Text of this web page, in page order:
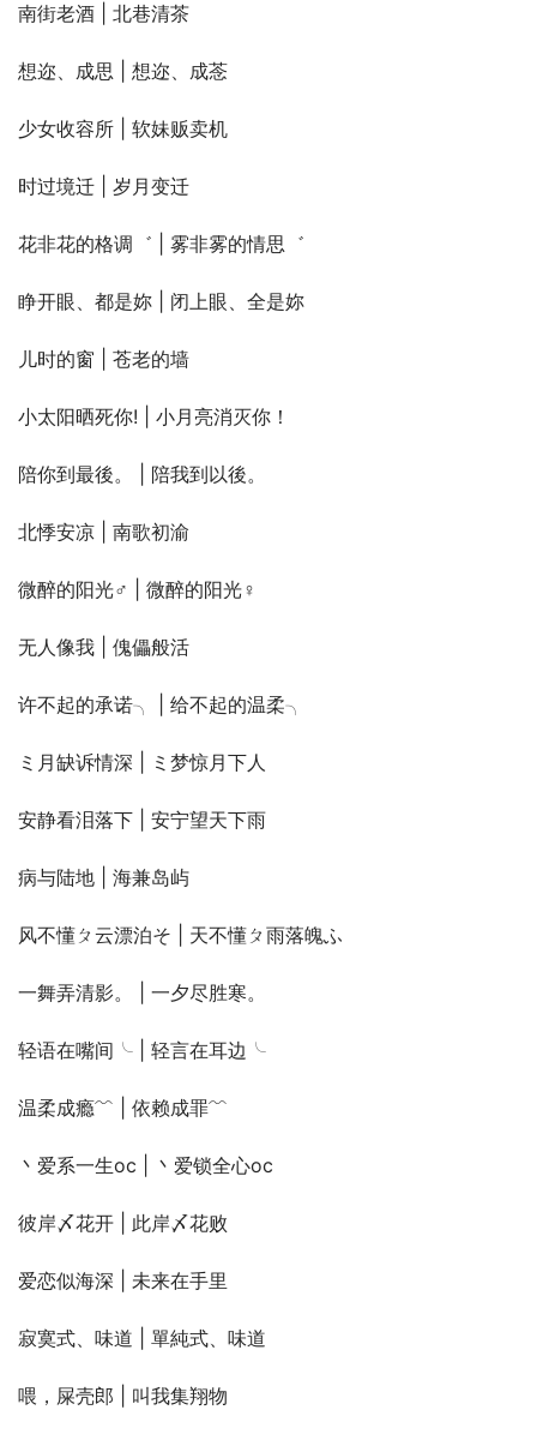
南街老酒 | 北巷清茶
想迩、成思 | 想迩、成菍
少女收容所 | 软妹贩卖机
时过境迁 | 岁月变迁
花非花的格调゛ | 雾非雾的情思゛
睁开眼、都是妳 | 闭上眼、全是妳
儿时的窗 | 苍老的墙
小太阳晒死你! | 小月亮消灭你！
陪你到最後。 | 陪我到以後。
北悸安凉 | 南歌初渝
微醉的阳光♂ | 微醉的阳光♀
无人像我 | 傀儡般活
许不起的承诺╮ | 给不起的温柔╮
ミ月缺诉情深 | ミ梦惊月下人
安静看泪落下 | 安宁望天下雨
病与陆地 | 海兼岛屿
风不懂ㄆ云漂泊そ | 天不懂ㄆ雨落魄ふ
一舞弄清影。 | 一夕尽胜寒。
轻语在嘴间╰ | 轻言在耳边╰
温柔成瘾﹌ | 依赖成罪﹌
丶爱系一生oc | 丶爱锁全心oc
彼岸〆花开 | 此岸〆花败
爱恋似海深 | 未来在手里
寂寞式、味道 | 單純式、味道
喂，屎壳郎 | 叫我集翔物